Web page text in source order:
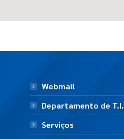
Webmail
Departamento de T.I.
Serviços